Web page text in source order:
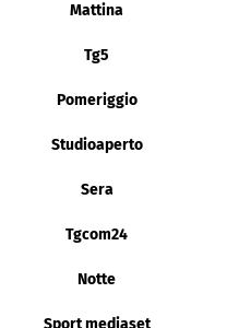
Mattina
Tg5
Pomeriggio
Studioaperto
Sera
Tgcom24
Notte